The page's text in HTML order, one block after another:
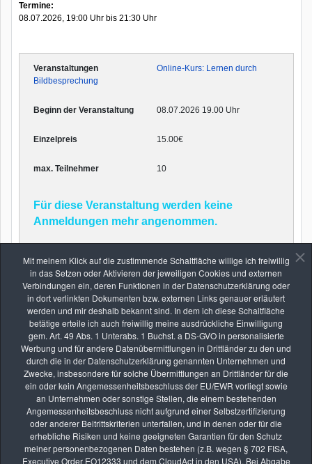
Mit meinem Klick auf die zustimmende Schaltfläche willige ich freiwillig
in das Setzen oder Aktivieren der jeweiligen Cookies und externen
Verbindungen ein, deren Funktionen in der Datenschutzerklärung oder
in dort verlinkten Dokumenten bzw. externen Links genauer erläutert
werden und mir deshalb bekannt sind. In dem ich diese Schaltfläche
betätige erteile ich auch freiwillig meine ausdrückliche Einwilligung
gem. Art. 49 Abs. 1 Unterabs. 1 Buchst. a DS-GVO in personalisierte
Werbung und für andere Datenübermittlungen in Drittländer zu den und
durch die in der Datenschutzerklärung genannten Unternehmen und
Zwecke, insbesondere für solche Übermittlungen an Drittländer für die
ein oder kein Angemessenheitsbeschluss der EU/EWR vorliegt sowie
an Unternehmen oder sonstige Stellen, die einem bestehenden
Angemessenheitsbeschluss nicht aufgrund einer Selbstzertifizierung
oder anderer Beitrittskriterien unterfallen, und in denen oder für die
erhebliche Risiken und keine geeigneten Garantien für den Schutz
meiner personenbezogenen Daten bestehen (z.B. wegen § 702 FISA,
Executive Order EO12333 und dem CloudAct in den USA). Bei Abgabe
Termine:
08.07.2026, 19:00 Uhr bis 21:30 Uhr
Online-Kurs: Lernen durch
Bildbesprechung
08.07.2026 19.00 Uhr
15.00€
10
Für diese Veranstaltung werden keine
Anmeldungen mehr angenommen.
Zurück
Die nächsten Seminare
AUG.
08